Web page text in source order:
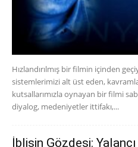
Hızlandırılmış bir filmin içinden
sistemlerimizi alt üst eden,
kutsallarımızla oynayan bir filmi
diyalog, medeniyetler ittifakı,...
İblisin Gözdesi: